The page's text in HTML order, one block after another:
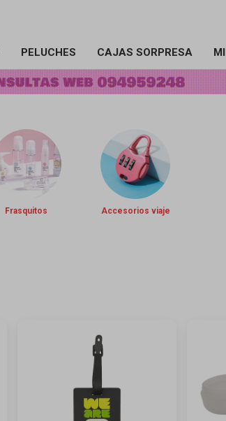
PELUCHES CAJAS SORPRESA
Frasquitos Accesorios viaje